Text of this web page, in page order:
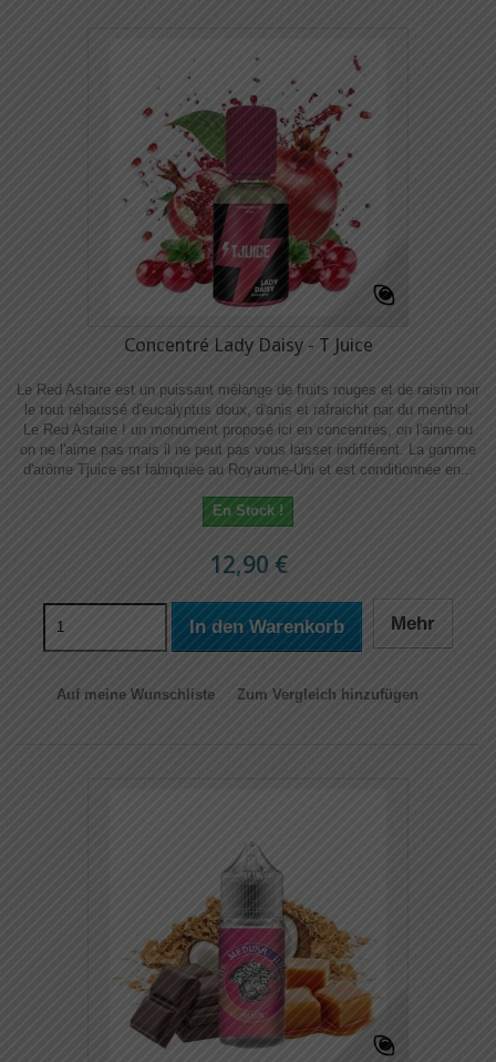
Concentré Lady Daisy - T Juice
Le Red Astaire est un puissant mélange de fruits rouges et de raisin noir
le tout réhaussé d'eucalyptus doux, d'anis et rafraichit par du menthol.
Le Red Astaire ! un monument proposé ici en concentrés, on l'aime ou
on ne l'aime pas mais il ne peut pas vous laisser indifférent. La gamme
d'arôme Tjuice est fabriquée au Royaume-Uni et est conditionnée en...
En Stock !
12,90 €
In den Warenkorb Mehr
Auf meine Wunschliste Zum Vergleich hinzufügen